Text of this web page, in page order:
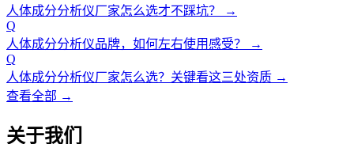
人体成分分析仪厂家怎么选才不踩坑？
→
Q
人体成分分析仪品牌，如何左右使用感受？
→
Q
人体成分分析仪厂家怎么选？关键看这三处资质 →
查看全部 →
关于我们